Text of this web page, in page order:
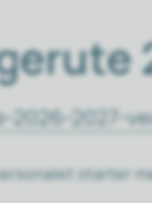
2026-2027-
starter